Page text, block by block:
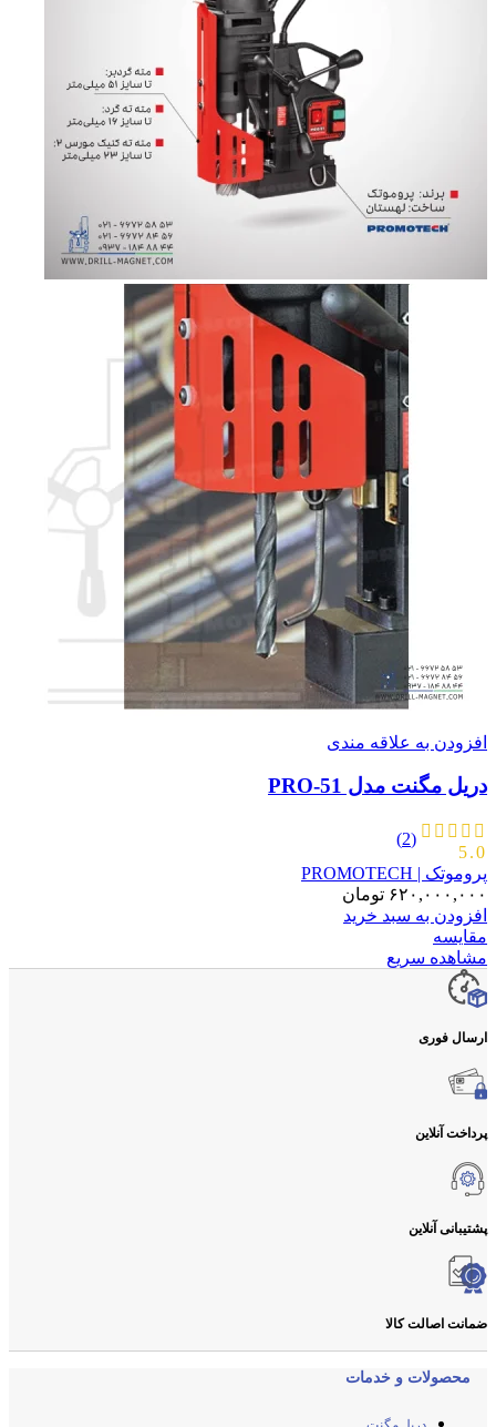
افزودن به علاقه مندی
دریل مگنت مدل PRO-51
5.0
(2)
پروموتک | PROMOTECH
۶۲۰,۰۰۰,۰۰۰ تومان
افزودن به سبد خرید
مقایسه
مشاهده سریع
ارسال فوری
پرداخت آنلاین
پشتیبانی آنلاین
ضمانت اصالت کالا
محصولات و خدمات